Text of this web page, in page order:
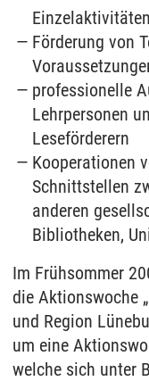
Einzelaktivitäten
Förderung von
professionelle
Lehrpersonen
Leseförderern
Kooperationen
Schnittstellen
anderen
Bibliotheken,
Im Frühsommer
die Aktionswoche „
und Region
um eine
welche sich unter